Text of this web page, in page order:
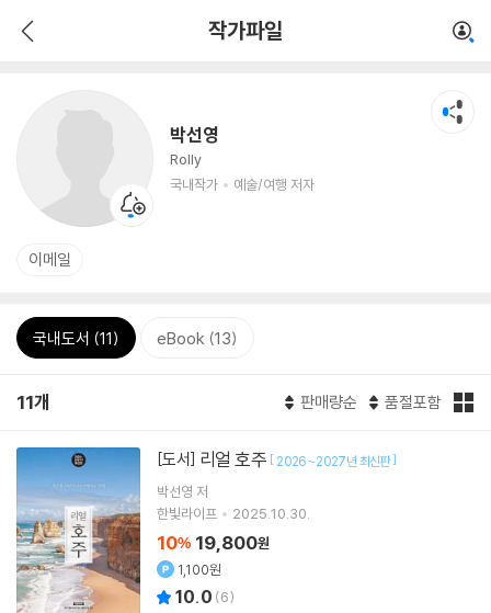
작가파일
박선영
Rolly
국내작가
예술/여행 저자
이메일
국내도서 (11) eBook (13)
11개 판매량순 품절포함
[도서] 리얼 호주 [ 2026~2027년 최신판]
박선영 저
한빛라이프
2025.10.30.
10% 19,800원
1,100원
10.0 (6)